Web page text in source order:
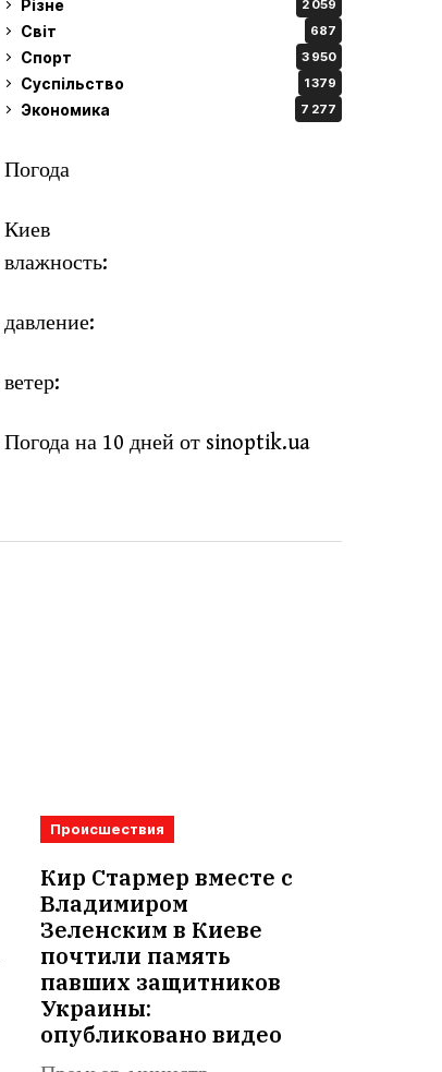
Різне 2 059
Світ 687
Спорт 3 950
Суспільство 1 379
Экономика 7 277
Погода
Киев
влажность:
давление:
ветер:
Погода на 10 дней от sinoptik.ua
Происшествия
Кир Стармер вместе с
Владимиром
Зеленским в Киеве
почтили память
павших защитников
Украины:
опубликовано видео